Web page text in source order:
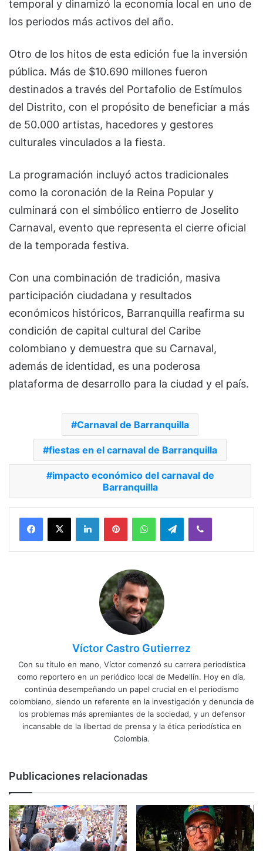
temporal y dinamizó la economía local en uno de
los periodos más activos del año.
Otro de los hitos de esta edición fue la inversión
pública. Más de $10.690 millones fueron
destinados a través del Portafolio de Estímulos
del Distrito, con el propósito de beneficiar a más
de 50.000 artistas, hacedores y gestores
culturales vinculados a la fiesta.
La programación incluyó actos tradicionales
como la coronación de la Reina Popular y
culminará con el simbólico entierro de Joselito
Carnaval, evento que representa el cierre oficial
de la temporada festiva.
Con una combinación de tradición, masiva
participación ciudadana y resultados
económicos históricos, Barranquilla reafirma su
condición de capital cultural del Caribe
colombiano y demuestra que su Carnaval,
además de identidad, es una poderosa
plataforma de desarrollo para la ciudad y el país.
Carnaval de Barranquilla
fiestas en el carnaval de Barranquilla
impacto económico del carnaval de
Barranquilla
Facebook
X LinkedInPinterestWhatsAppTelegramViber
Víctor Castro Gutierrez
Con su título en mano, Víctor comenzó su carrera periodística
como reportero en un periódico local de Medellín. Hoy en día,
continúa desempeñando un papel crucial en el periodismo
colombiano, siendo un referente en la investigación y denuncia de
los problemas más apremiantes de la sociedad, y un defensor
incansable de la libertad de prensa y la ética periodística en
Colombia.
Publicaciones relacionadas